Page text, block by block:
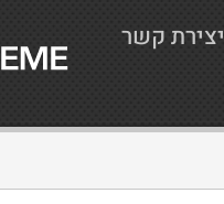
יצירת קשר